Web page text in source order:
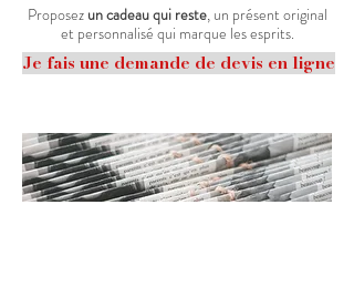
Proposez un cadeau qui reste, un présent original
et personnalisé qui marque les esprits.
Je fais une demande de devis en ligne